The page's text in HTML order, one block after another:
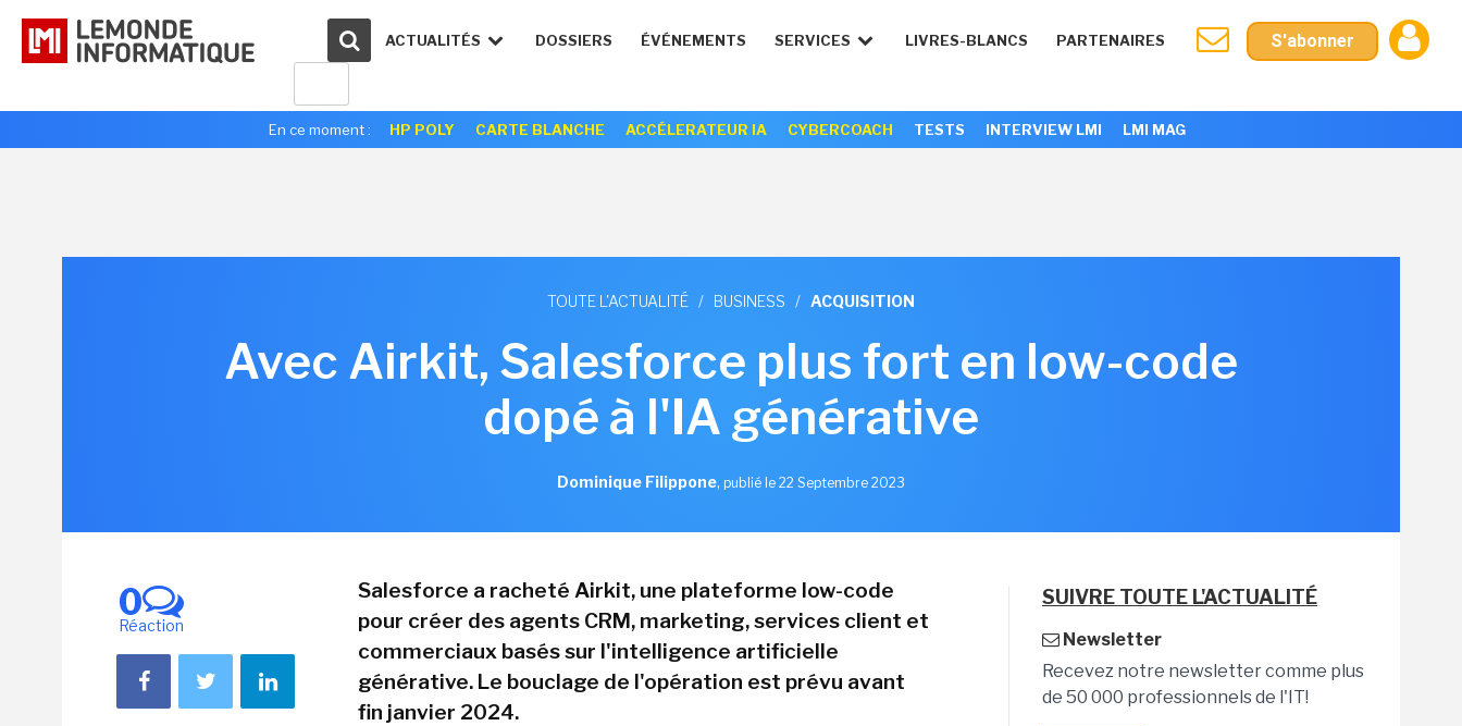
ACTUALITÉS DOSSIERS ÉVÉNEMENTS SERVICES LIVRES-BLANCS PARTENAIRES S'abonner
En ce moment : HP POLY CARTE BLANCHE ACCÉLERATEUR IA CYBERCOACH TESTS INTERVIEW LMI LMI MAG
TOUTE L'ACTUALITÉ / BUSINESS / ACQUISITION
Avec Airkit, Salesforce plus fort en low-code
dopé à l'IA générative
Dominique Filippone, publié le 22 Septembre 2023
0
Réaction
Salesforce a racheté Airkit, une plateforme low-code
pour créer des agents CRM, marketing, services client et
commerciaux basés sur l'intelligence artificielle
générative. Le bouclage de l'opération est prévu avant
fin janvier 2024.
SUIVRE TOUTE L'ACTUALITÉ
Newsletter
Recevez notre newsletter comme plus
de 50 000 professionnels de l'IT!